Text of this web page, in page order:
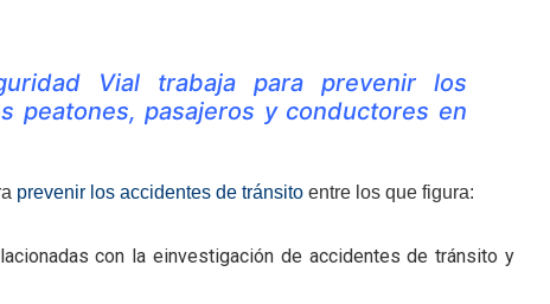
Vial trabaja para prevenir los
peatones, pasajeros y conductores en
prevenir los accidentes de tránsito entre los que figura:
con la einvestigación de accidentes de tránsito y